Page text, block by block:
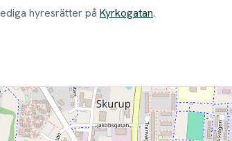
hyresrätter på Kyrkogatan.